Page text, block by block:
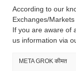
According to our
Exchanges/
If you are aware of
us information via
META GROK कीमत